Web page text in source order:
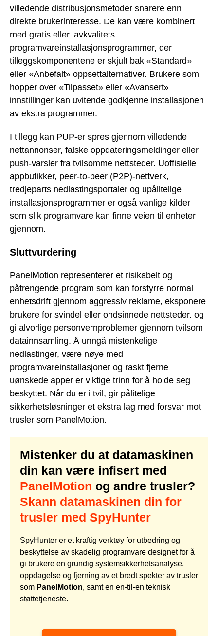
villedende distribusjonsmetoder snarere enn
direkte brukerinteresse. De kan være kombinert
med gratis eller lavkvalitets
programvareinstallasjonsprogrammer, der
tilleggskomponentene er skjult bak «Standard»
eller «Anbefalt» oppsettalternativer. Brukere som
hopper over «Tilpasset» eller «Avansert»
innstillinger kan uvitende godkjenne installasjonen
av ekstra programmer.
I tillegg kan PUP-er spres gjennom villedende
nettannonser, falske oppdateringsmeldinger eller
push-varsler fra tvilsomme nettsteder. Uoffisielle
appbutikker, peer-to-peer (P2P)-nettverk,
tredjeparts nedlastingsportaler og upålitelige
installasjonsprogrammer er også vanlige kilder
som slik programvare kan finne veien til enheter
gjennom.
Sluttvurdering
PanelMotion representerer et risikabelt og
påtrengende program som kan forstyrre normal
enhetsdrift gjennom aggressiv reklame, eksponere
brukere for svindel eller ondsinnede nettsteder, og
gi alvorlige personvernproblemer gjennom tvilsom
datainnsamling. Å unngå mistenkelige
nedlastinger, være nøye med
programvareinstallasjoner og raskt fjerne
uønskede apper er viktige trinn for å holde seg
beskyttet. Når du er i tvil, gir pålitelige
sikkerhetsløsninger et ekstra lag med forsvar mot
trusler som PanelMotion.
Mistenker du at datamaskinen
din kan være infisert med
PanelMotion og andre trusler?
Skann datamaskinen din for
trusler med SpyHunter
SpyHunter er et kraftig verktøy for utbedring og
beskyttelse av skadelig programvare designet for å
gi brukere en grundig systemsikkerhetsanalyse,
oppdagelse og fjerning av et bredt spekter av trusler
som PanelMotion, samt en en-til-en teknisk
støttetjeneste.